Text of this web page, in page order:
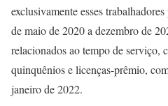
exclusivamente esses
de maio de 2020 a dezembro de
relacionados ao tempo de serviço,
quinquênios e licenças-prêmio,
janeiro de 2022.